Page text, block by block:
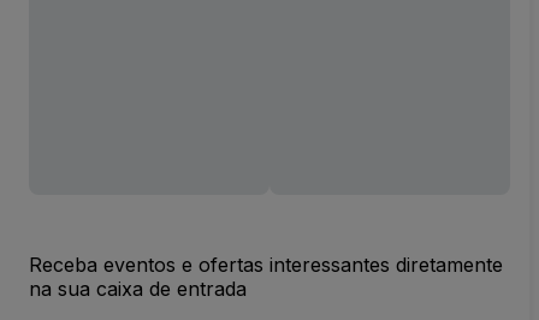
Receba eventos e ofertas interessantes diretamente
na sua caixa de entrada